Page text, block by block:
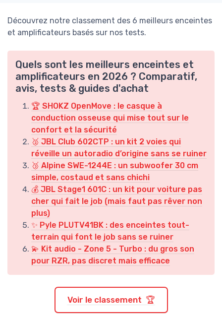
Découvrez notre classement des 6 meilleurs enceintes
et amplificateurs basés sur nos tests.
Quels sont les meilleurs enceintes et
amplificateurs en 2026 ? Comparatif,
avis, tests & guides d'achat
🏆 SHOKZ OpenMove : le casque à
conduction osseuse qui mise tout sur le
confort et la sécurité
🥈 JBL Club 602CTP : un kit 2 voies qui
réveille un autoradio d’origine sans se ruiner
🥉 Alpine SWE-1244E : un subwoofer 30 cm
simple, costaud et sans chichi
💰 JBL Stage1 601C : un kit pour voiture pas
cher qui fait le job (mais faut pas rêver non
plus)
✨ Pyle PLUTV41BK : des enceintes tout-
terrain qui font le job sans se ruiner
💫 Kit audio - Zone 5 - Turbo : du gros son
pour RZR, pas discret mais efficace
Voir le classement 🏆